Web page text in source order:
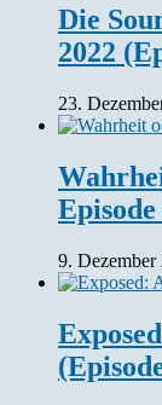
Die
2022
23.
Episode
9. Dezember